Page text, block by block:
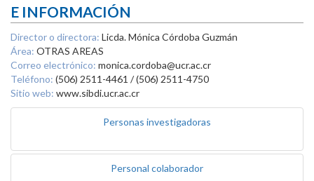
E INFORMACIÓN
Director o directora: Licda. Mónica Córdoba Guzmán
Área: OTRAS AREAS
Correo electrónico: monica.cordoba@ucr.ac.cr
Teléfono: (506) 2511-4461 / (506) 2511-4750
Sitio web: www.sibdi.ucr.ac.cr
Personas investigadoras
Personal colaborador